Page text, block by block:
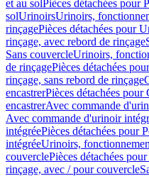
et au solPièces détachées pour
solUrinoirsUrinoirs,
rinçagePièces détachées pour
rinçage, avec rebord de rinçage
Sans couvercleUrinoirs,
de rinçagePièces détachées
rinçage, sans rebord de rinçage
encastrerPièces détachées
encastrerAvec commande
Avec commande d'urinoir
intégréePièces détachées pour
intégréeUrinoirs,
couverclePièces détachées
rinçage, avec / pour couvercle